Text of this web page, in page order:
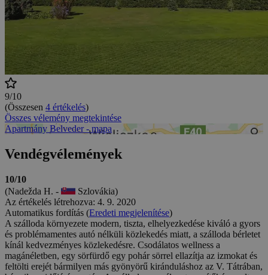
9/10
(Összesen 4 értékelés)
Összes vélemény megtekintése
Apartmány Belveder - mapa
Vendégvélemények
10/10
(Nadežda H. -
Szlovákia)
Az értékelés létrehozva: 4. 9. 2020
Automatikus fordítás (Eredeti megjelenítése)
A szálloda környezete modern, tiszta, elhelyezkedése kiváló a gyors
és problémamentes autó nélküli közlekedés miatt, a szálloda bérletet
kínál kedvezményes közlekedésre. Csodálatos wellness a
magánéletben, egy sörfürdő egy pohár sörrel ellazítja az izmokat és
feltölti erejét bármilyen más gyönyörű kiránduláshoz az V. Tátrában,